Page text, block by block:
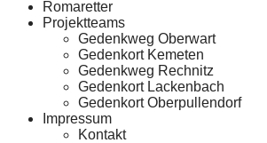
Romaretter
Projektteams
Gedenkweg Oberwart
Gedenkort Kemeten
Gedenkweg Rechnitz
Gedenkort Lackenbach
Gedenkort Oberpullendorf
Impressum
Kontakt